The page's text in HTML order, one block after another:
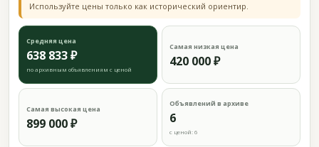
Используйте цены только как исторический ориентир.
Средняя цена
638 833 ₽
по архивным объявлениям с ценой
Самая низкая цена
420 000 ₽
Самая высокая цена
899 000 ₽
Объявлений в архиве
6
с ценой: 6